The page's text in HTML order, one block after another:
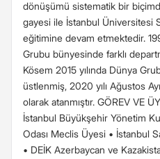
dönüşümü sistematik bir
gayesi ile İstanbul Üniversitesi
eğitimine devam etmektedir.
Grubu bünyesinde farklı
Kösem 2015 yılında Dünya
üstlenmiş, 2020 yılı Ağustos
olarak atanmıştır. GÖREV VE
İstanbul Büyükşehir Yönetim
Odası Meclis Üyesi • İstanbul
• DEİK Azerbaycan ve